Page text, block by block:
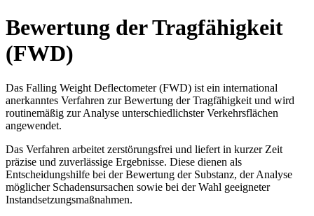
Bewertung der Tragfähigkeit
(FWD)
Das Falling Weight Deflectometer (FWD) ist ein international
anerkanntes Verfahren zur Bewertung der Tragfähigkeit und wird
routinemäßig zur Analyse unterschiedlichster Verkehrsflächen
angewendet.
Das Verfahren arbeitet zerstörungsfrei und liefert in kurzer Zeit
präzise und zuverlässige Ergebnisse. Diese dienen als
Entscheidungshilfe bei der Bewertung der Substanz, der Analyse
möglicher Schadensursachen sowie bei der Wahl geeigneter
Instandsetzungsmaßnahmen.